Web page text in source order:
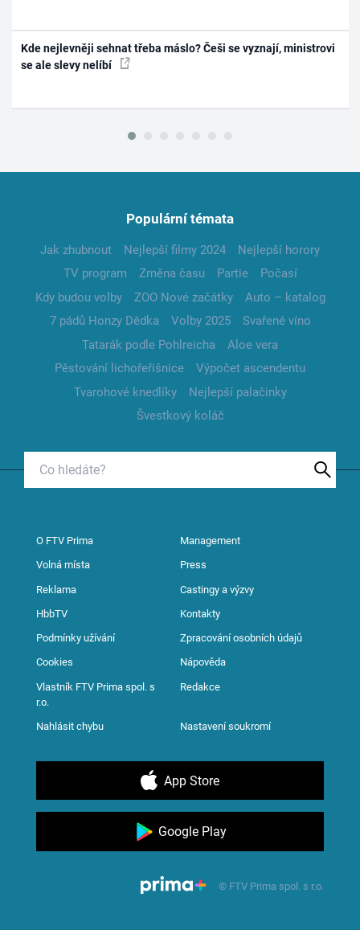
Kde nejlevněji sehnat třeba máslo? Češi se vyznají, ministrovi
se ale slevy nelíbí
Populární témata
Jak zhubnout Nejlepší filmy 2024
Nejlepší horory
TV program
Změna času Partie
Počasí
Kdy budou volby
ZOO Nové začátky
Auto – katalog
7 pádů Honzy Dědka
Volby 2025
Svařené víno
Tatarák podle Pohlreicha
Aloe vera
Pěstování lichořeřišnice
Výpočet ascendentu
Tvarohové knedlíky
Nejlepší palačinky
Švestkový koláč
O FTV Prima Management
Volná místa Press
Reklama Castingy a výzvy
HbbTV Kontakty
Podmínky užívání Zpracování osobních údajů
Cookies Nápověda
Vlastník FTV Prima spol. s
r.o.
Redakce
Nahlásit chybu Nastavení soukromí
App Store
Google Play
© FTV Prima spol. s r.o.